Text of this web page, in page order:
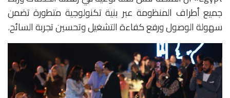
جميع أطراف المنظومة عبر بنية تكنولوجية متطورة تضمن
سهولة الوصول ورفع كفاءة التشغيل وتحسين تجربة السائح.